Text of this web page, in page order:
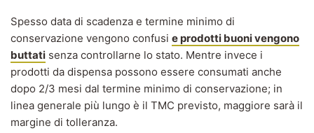
Spesso data di scadenza e termine minimo di
conservazione vengono confusi e prodotti buoni vengono
buttati senza controllarne lo stato. Mentre invece i
prodotti da dispensa possono essere consumati anche
dopo 2/3 mesi dal termine minimo di conservazione; in
linea generale più lungo è il TMC previsto, maggiore sarà il
margine di tolleranza.